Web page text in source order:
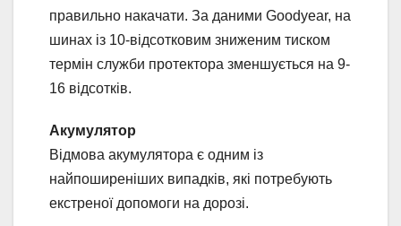
правильно накачати. За даними Goodyear, на
шинах із 10-відсотковим зниженим тиском
термін служби протектора зменшується на 9-
16 відсотків.
Акумулятор
Відмова акумулятора є одним із
найпоширеніших випадків, які потребують
екстреної допомоги на дорозі.